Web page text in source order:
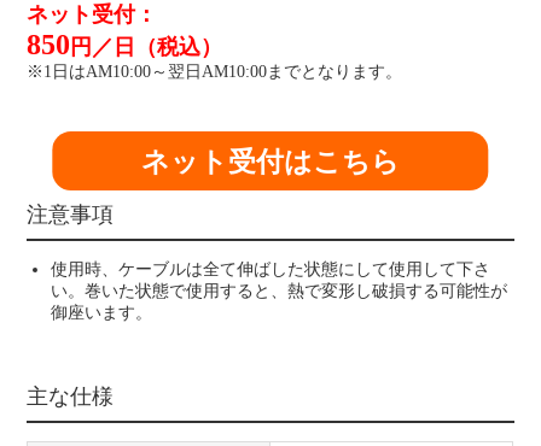
ネット受付：
850 円／日（税込）
※1日はAM10:00～翌日AM10:00までとなります。
ネット受付はこちら
注意事項
使用時、ケーブルは全て伸ばした状態にして使用して下さ
い。巻いた状態で使用すると、熱で変形し破損する可能性が
御座います。
主な仕様